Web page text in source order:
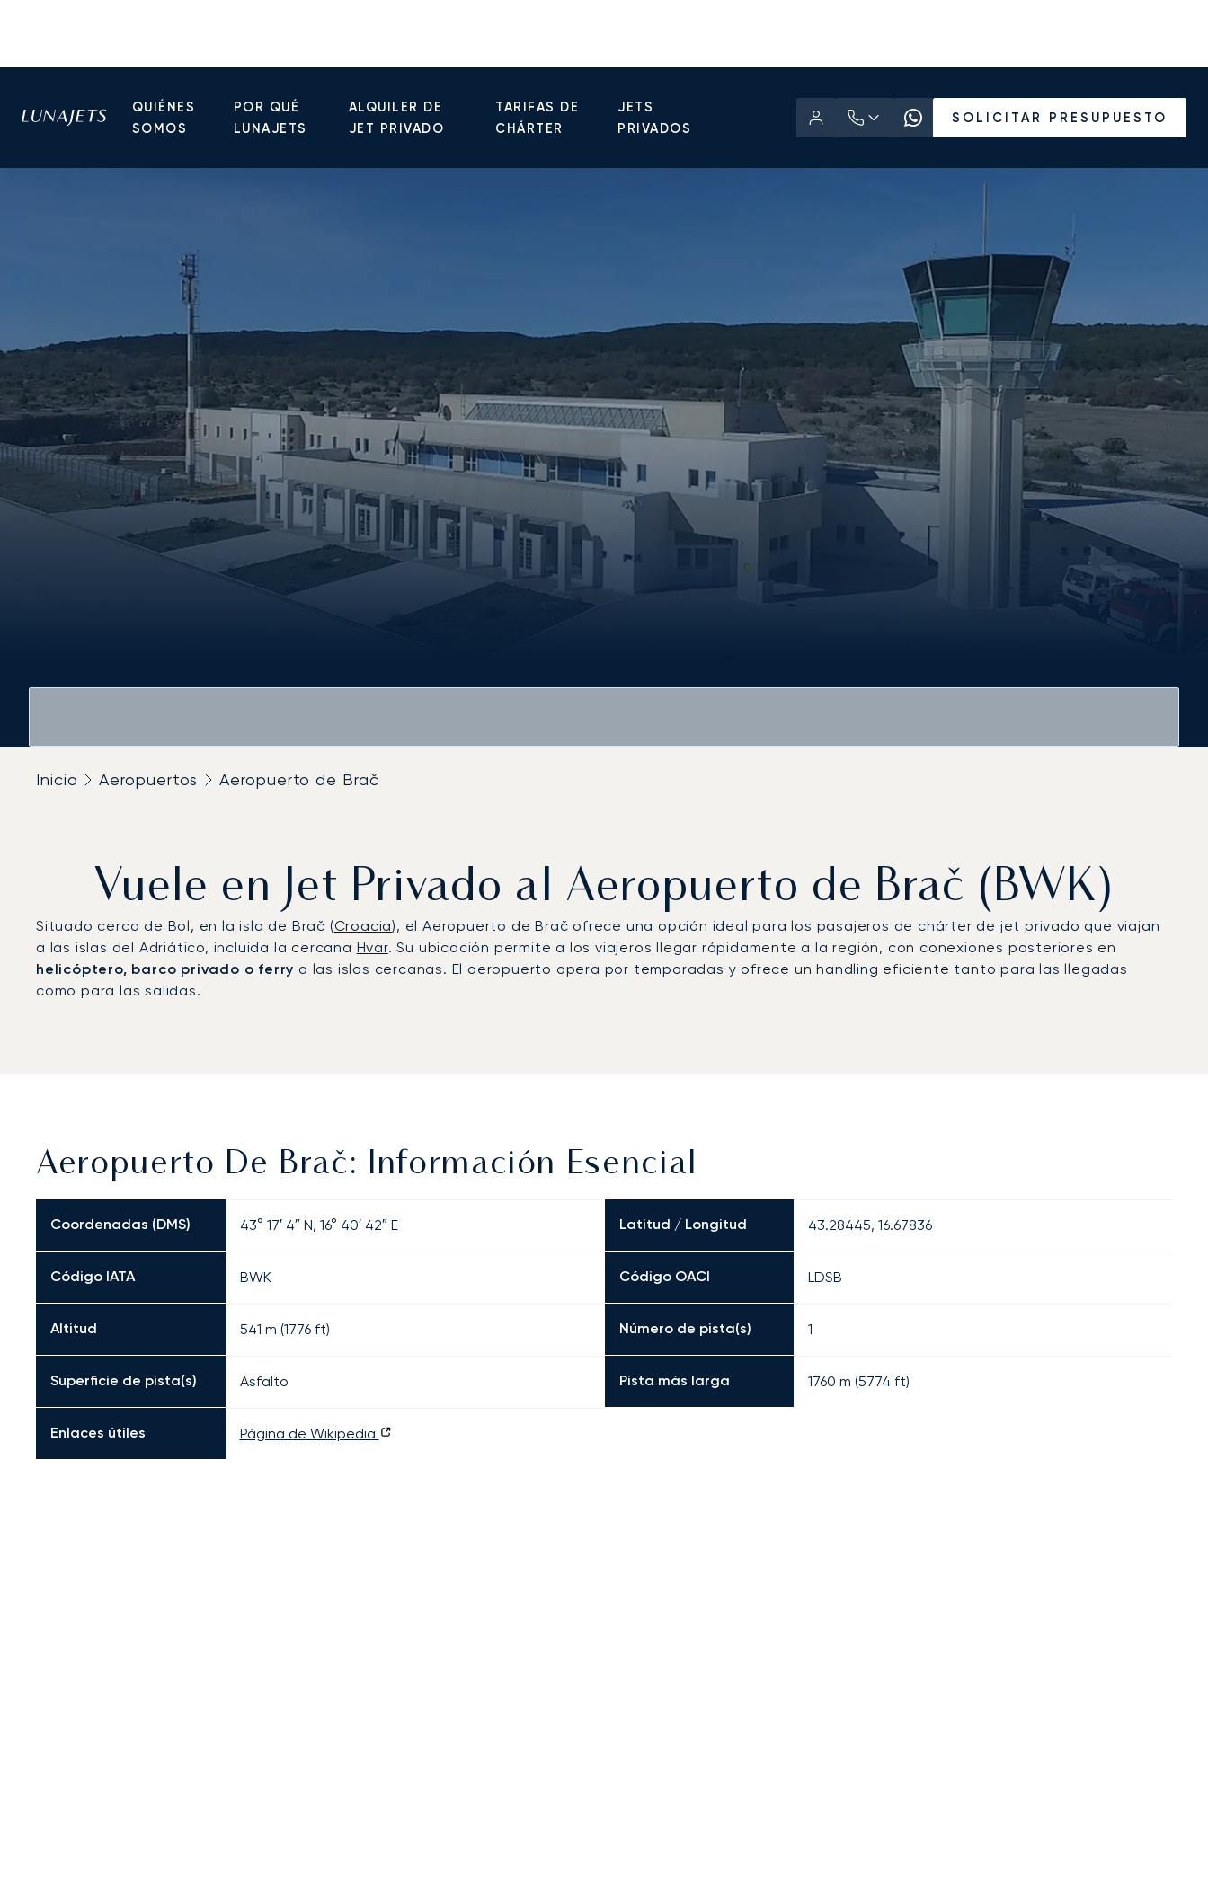
QUIÉNES
SOMOS
POR QUÉ
LUNAJETS
ALQUILER DE
JET PRIVADO
TARIFAS DE
CHÁRTER
JETS
PRIVADOS
SOLICITAR PRESUPUESTO
Inicio Aeropuertos Aeropuerto de Brač
Vuele en Jet Privado al Aeropuerto de Brač (BWK)
Situado cerca de Bol, en la isla de Brač (Croacia), el Aeropuerto de Brač ofrece una opción ideal para los pasajeros de chárter de jet privado que viajan
a las islas del Adriático, incluida la cercana Hvar. Su ubicación permite a los viajeros llegar rápidamente a la región, con conexiones posteriores en
helicóptero, barco privado o ferry a las islas cercanas. El aeropuerto opera por temporadas y ofrece un handling eficiente tanto para las llegadas
como para las salidas.
Aeropuerto De Brač: Información Esencial
Coordenadas (DMS) 43° 17′ 4″ N, 16° 40′ 42″ E Latitud / Longitud 43.28445, 16.67836
Código IATA BWK Código OACI LDSB
Altitud 541 m (1776 ft) Número de pista(s) 1
Superficie de pista(s) Asfalto Pista más larga 1760 m (5774 ft)
Enlaces útiles Página de Wikipedia